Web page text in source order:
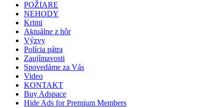
POŽIARE
NEHODY
Krimi
Aktuálne z hôr
Výzvy
Polícia pátra
Zaujímavosti
Spovedáme za Vás
Video
KONTAKT
Buy Adspace
Hide Ads for Premium Members